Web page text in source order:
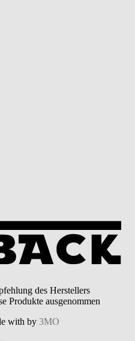
des Herstellers
Produkte ausgenommen
with by 3MO